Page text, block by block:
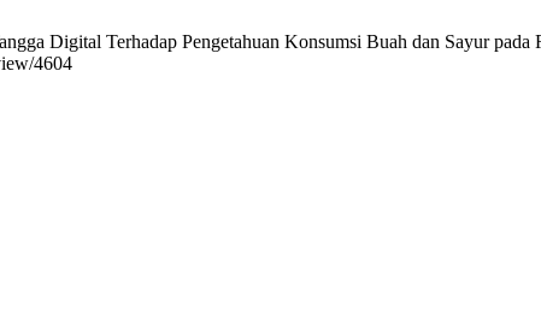
Digital Terhadap Pengetahuan Konsumsi Buah dan Sayur
4604